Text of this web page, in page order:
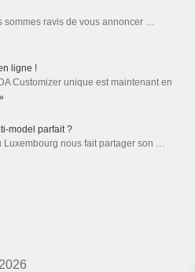
sommes ravis de vous annoncer …
ligne !
Customizer unique est maintenant en
model parfait ?
Luxembourg nous fait partager son …